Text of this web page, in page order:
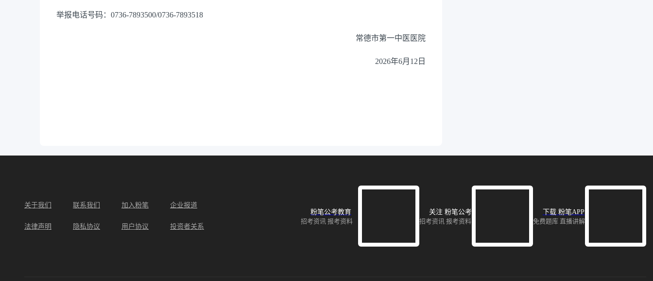
举报电话号码： 0736-7893500/0736-7893518
常德市第一中医医院
2026年6月12日
关于我们 联系我们 加入粉笔 企业报道
法律声明 隐私协议 用户协议 投资者关系
粉笔公考教育
招考资讯 报考资料
关注 粉笔公考
招考资讯 报考资料
下载 粉笔APP
免费题库 直播讲解